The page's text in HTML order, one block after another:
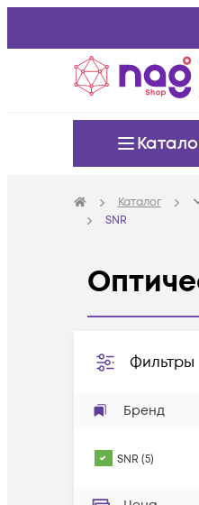
Каталог
SNR
Фильтры
Бренд
SNR (5)